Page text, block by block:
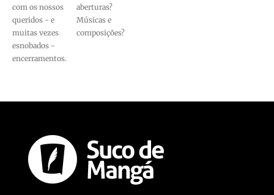
com os nossos
queridos - e
muitas vezes
esnobados -
encerramentos.
aberturas?
Músicas e
composições?